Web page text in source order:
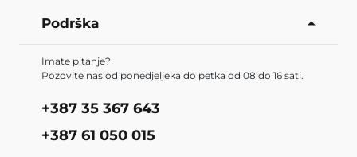
Podrška
Imate pitanje?
Pozovite nas od ponedjeljeka do petka od 08 do 16 sati.
+387 35 367 643
+387 61 050 015